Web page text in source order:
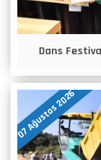
Dans
07 Ağustos 2026